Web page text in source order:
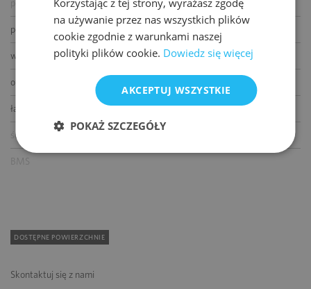
podnoszone podłogi
podwieszane sufity
wykładziny
otwierane okna
łącze światłowodowe
ścianki działowe
BMS
DOSTĘPNE POWIERZCHNIE
Skontaktuj się z nami
Korzystając z tej strony, wyrażasz zgodę
na używanie przez nas wszystkich plików
cookie zgodnie z warunkami naszej
polityki plików cookie. Dowiedz się więcej
AKCEPTUJ WSZYSTKIE
POKAŻ SZCZEGÓŁY